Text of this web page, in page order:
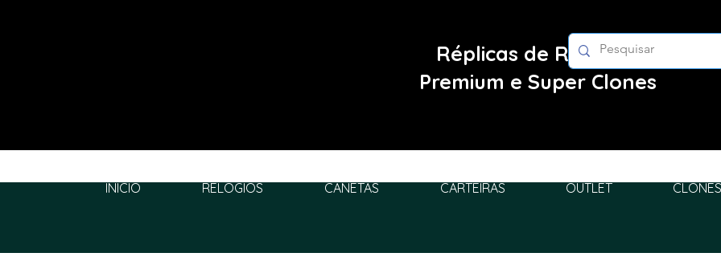
Réplicas de Relógios
Premium e Super Clones
INÍCIO RELÓGIOS CANETAS CARTEIRAS OUTLET